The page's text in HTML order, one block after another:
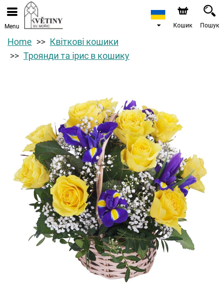
Menu Кошик Пошук
Home
Квіткові кошики
Троянди та ірис в кошику